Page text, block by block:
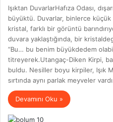
Işıktan DuvarlarHafıza Odası,
büyüktü. Duvarlar, binlerce
kristal, farklı bir görüntü
duvara yaklaştığında, bir
“Bu… bu benim büyükdedem
titreyerek.Utangaç-Diken Kirpi,
buldu. Nesiller boyu kirpiler, Işık
sırtında aynı parlak meyveler
Devamını Oku »